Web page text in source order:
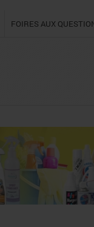
FOIRES AUX